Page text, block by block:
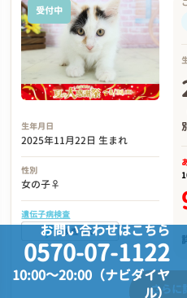
受付中
生年月日
2025年11月22日 生まれ
性別
女の子♀
遺伝子病検査
さらに
お問い合わせはこちら
0570-07-1122
10:00～20:00（ナビダイヤ
ル）